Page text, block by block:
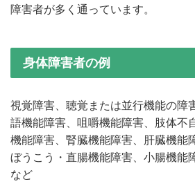
障害者が多く通っています。
身体障害者の例
視覚障害、聴覚または並行機能の障
語機能障害、咀嚼機能障害、肢体不
機能障害、腎臓機能障害、肝臓機能
ぼうこう・直腸機能障害、小腸機能
など